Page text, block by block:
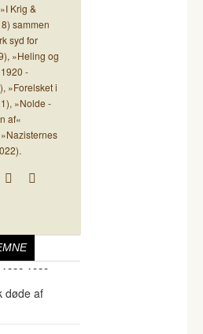
Krig &
sammen
syd for
»Heling og
-
»Forelsket i
»Nolde -
af«
1980-1989
døde af